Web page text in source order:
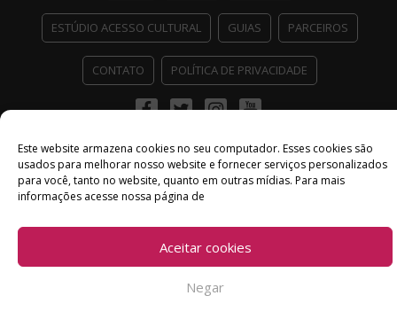
Este website armazena cookies no seu computador. Esses cookies são
usados ​​para melhorar nosso website e fornecer serviços personalizados
para você, tanto no website, quanto em outras mídias. Para mais
informações acesse nossa página de
Aceitar cookies
Negar
ESTÚDIO ACESSO CULTURAL GUIAS PARCEIROS
CONTATO POLÍTICA DE PRIVACIDADE
Facebook
TwitterInstagram
Youtube
Copyright 2026 Acesso Cultural - Arte, Cultura Pop e Entretenimento
Del Vieira